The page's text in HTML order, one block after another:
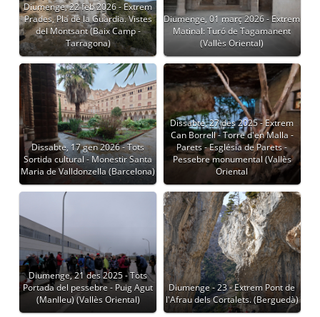
Diumenge, 22 feb 2026 - Extrem
Prades, Pla de la Guàrdia. Vistes
del Montsant (Baix Camp -
Tarragona)
Diumenge, 01 març 2026 - Extrem
Matinal: Turó de Tagamanent
(Vallès Oriental)
Dissabte, 17 gen 2026 - Tots
Sortida cultural - Monestir Santa
Maria de Valldonzella (Barcelona)
Dissabte, 27 des 2025 - Extrem
Can Borrell - Torre d'en Malla -
Parets - Església de Parets -
Pessebre monumental (Vallès
Oriental
Diumenge, 21 des 2025 - Tots
Portada del pessebre - Puig Agut
(Manlleu) (Vallès Oriental)
Diumenge - 23 - Extrem Pont de
l'Afrau dels Cortalets. (Berguedà)